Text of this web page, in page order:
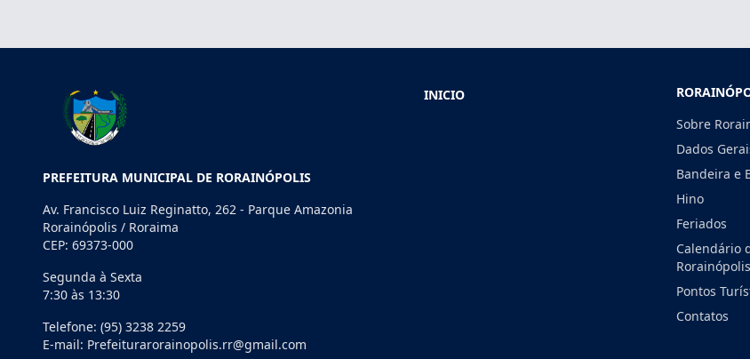
PREFEITURA MUNICIPAL DE RORAINÓPOLIS
Av. Francisco Luiz Reginatto, 262 - Parque Amazonia
Rorainópolis / Roraima
CEP: 69373-000
Segunda à Sexta
7:30 às 13:30
Telefone: (95) 3238 2259
E-mail: Prefeiturarorainopolis.rr@gmail.com
INICIO
Sobre
Dados
Bandeira e
Hino
Feriados
Calendário
Rorainópolis
Pontos
Contatos